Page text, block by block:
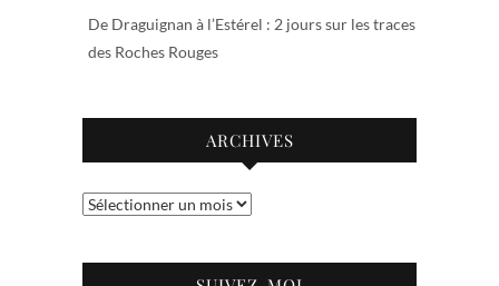
De Draguignan à l’Estérel : 2 jours sur les traces
des Roches Rouges
ARCHIVES
Archives